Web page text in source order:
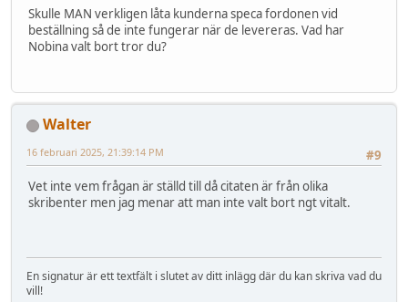
Skulle MAN verkligen låta kunderna speca fordonen vid
beställning så de inte fungerar när de levereras. Vad har
Nobina valt bort tror du?
Walter
#9
16 februari 2025, 21:39:14 PM
Vet inte vem frågan är ställd till då citaten är från olika
skribenter men jag menar att man inte valt bort ngt vitalt.
En signatur är ett textfält i slutet av ditt inlägg där du kan skriva vad du
vill!